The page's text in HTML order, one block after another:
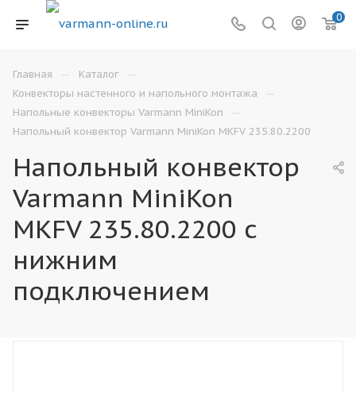
0
Главная — Каталог —
Конвекторы настенного и напольного монтажа —
Напольные конвекторы Varmann MiniKon —
Напольный конвектор Varmann MiniKon MKFV 235.80.2200
Напольный конвектор
Varmann MiniKon
MKFV 235.80.2200 с
нижним
подключением